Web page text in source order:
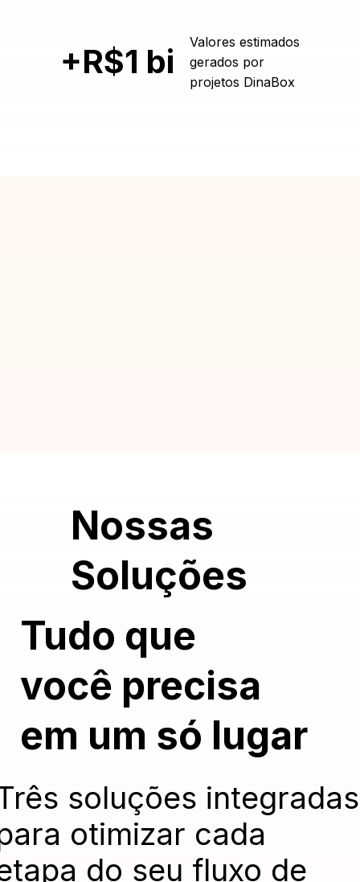
+R$1 bi
Valores estimados
gerados por
projetos DinaBox
Nossas
Soluções
Tudo que
você precisa
em um só lugar
soluções integradas
otimizar cada
do seu fluxo de